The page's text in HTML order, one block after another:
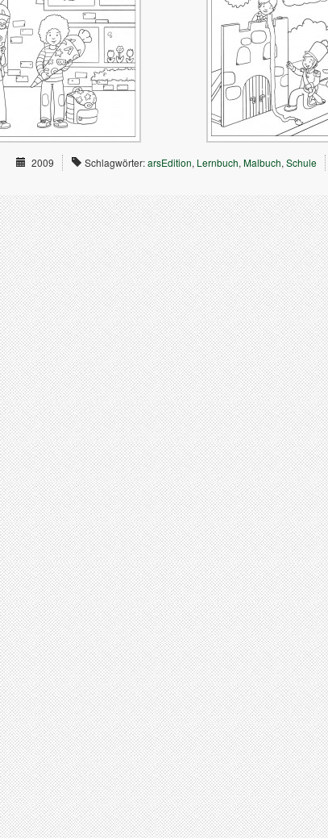
2009 Schlagwörter:arsEdition, Lernbuch, Malbuch, Schule